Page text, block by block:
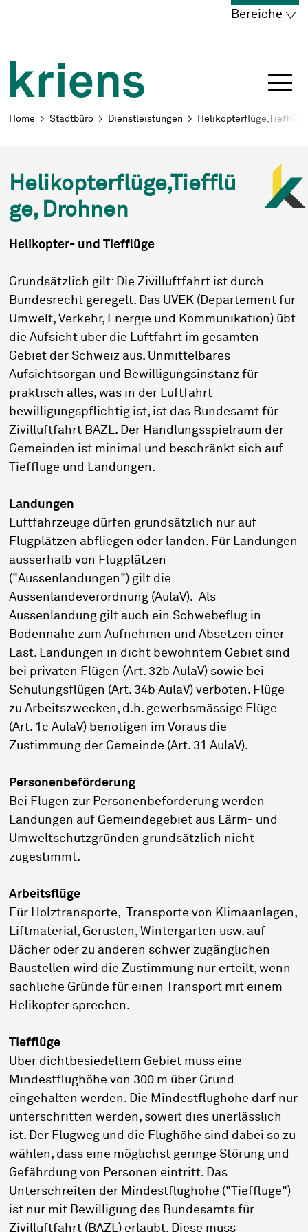
Navigieren in Kriens
Bereiche
Breadcrumb
Home Stadtbüro Dienstleistungen
Helikopterflüge,Tiefflü
ge, Drohnen
Helikopter- und Tiefflüge
Grundsätzlich gilt: Die Zivilluftfahrt ist durch
Bundesrecht geregelt. Das UVEK (Departement für
Umwelt, Verkehr, Energie und Kommunikation) übt
die Aufsicht über die Luftfahrt im gesamten
Gebiet der Schweiz aus. Unmittelbares
Aufsichtsorgan und Bewilligungsinstanz für
praktisch alles, was in der Luftfahrt
bewilligungspflichtig ist, ist das Bundesamt für
Zivilluftfahrt BAZL. Der Handlungsspielraum der
Gemeinden ist minimal und beschränkt sich auf
Tiefflüge und Landungen.
Landungen
Luftfahrzeuge dürfen grundsätzlich nur auf
Flugplätzen abfliegen oder landen. Für Landungen
ausserhalb von Flugplätzen
("Aussenlandungen") gilt die
Aussenlandeverordnung (AulaV). Als
Aussenlandung gilt auch ein Schwebeflug in
Bodennähe zum Aufnehmen und Absetzen einer
Last. Landungen in dicht bewohntem Gebiet sind
bei privaten Flügen (Art. 32b AulaV) sowie bei
Schulungsflügen (Art. 34b AulaV) verboten. Flüge
zu Arbeitszwecken, d.h. gewerbsmässige Flüge
(Art. 1c AulaV) benötigen im Voraus die
Zustimmung der Gemeinde (Art. 31 AulaV).
Personenbeförderung
Bei Flügen zur Personenbeförderung werden
Landungen auf Gemeindegebiet aus Lärm- und
Umweltschutzgründen grundsätzlich nicht
zugestimmt.
Arbeitsflüge
Für Holztransporte, Transporte von Klimaanlagen,
Liftmaterial, Gerüsten, Wintergärten usw. auf
Dächer oder zu anderen schwer zugänglichen
Baustellen wird die Zustimmung nur erteilt, wenn
sachliche Gründe für einen Transport mit einem
Helikopter sprechen.
Tiefflüge
Über dichtbesiedeltem Gebiet muss eine
Mindestflughöhe von 300 m über Grund
eingehalten werden. Die Mindestflughöhe darf nur
unterschritten werden, soweit dies unerlässlich
ist. Der Flugweg und die Flughöhe sind dabei so zu
wählen, dass eine möglichst geringe Störung und
Gefährdung von Personen eintritt. Das
Unterschreiten der Mindestflughöhe ("Tiefflüge")
ist nur mit Bewilligung des Bundesamts für
Zivilluftfahrt (BAZL) erlaubt. Diese muss